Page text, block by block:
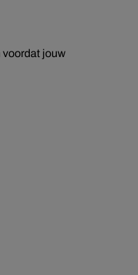
voordat jouw